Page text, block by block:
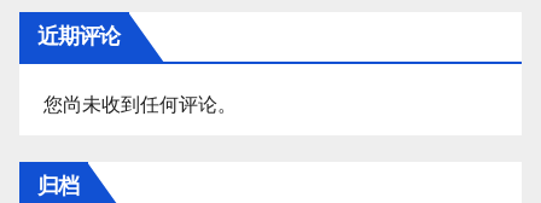
近期评论
您尚未收到任何评论。
归档